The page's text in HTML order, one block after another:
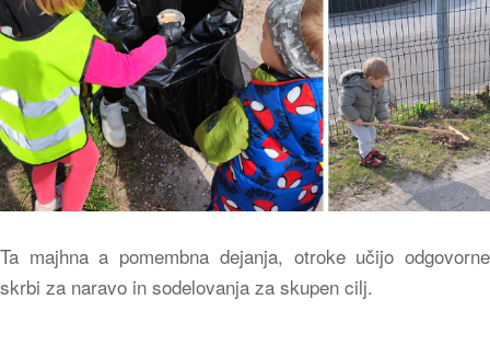
Ta majhna a pomembna dejanja, otroke učijo odgovorne
skrbi za naravo in sodelovanja za skupen cilj.